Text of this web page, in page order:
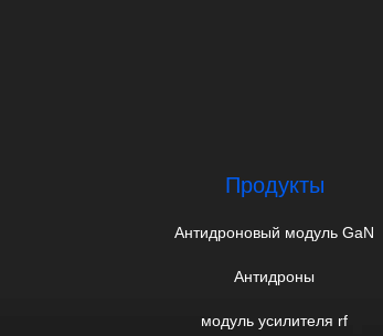
Продукты
Антидроновый модуль GaN
Антидроны
модуль усилителя rf